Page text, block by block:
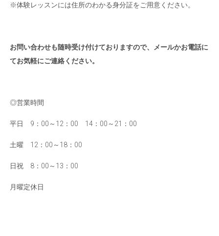
※体験レッスンには住所のわかる身分証をご用意ください。
お問い合わせも随時受け付けておりますので、メールかお電話に
てお気軽にご連絡ください。
◎営業時間
平日 9：00～12：00 14：00～21：00
土曜 12：00～18：00
日祝 8：00～13：00
月曜定休日